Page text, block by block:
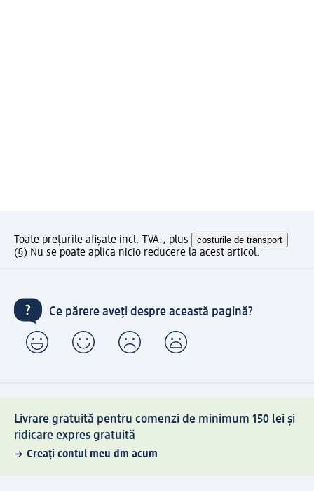
Toate prețurile afișate incl. TVA., plus costurile de transport
(§) Nu se poate aplica nicio reducere la acest articol.
Ce părere aveți despre această pagină?
Livrare gratuită pentru comenzi de minimum 150 lei și
ridicare expres gratuită
Creați contul meu dm acum